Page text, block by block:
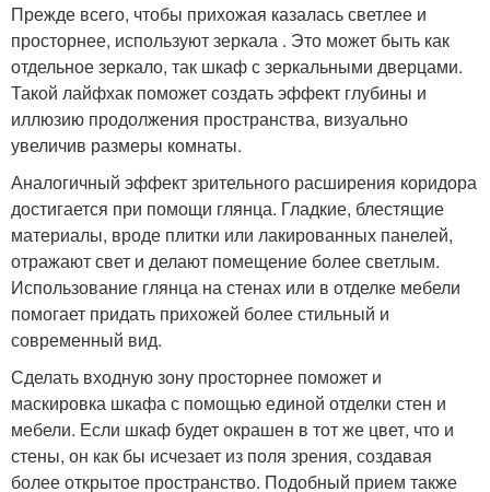
Прежде всего, чтобы прихожая казалась светлее и
просторнее, используют зеркала . Это может быть как
отдельное зеркало, так шкаф с зеркальными дверцами.
Такой лайфхак поможет создать эффект глубины и
иллюзию продолжения пространства, визуально
увеличив размеры комнаты.
Аналогичный эффект зрительного расширения коридора
достигается при помощи глянца. Гладкие, блестящие
материалы, вроде плитки или лакированных панелей,
отражают свет и делают помещение более светлым.
Использование глянца на стенах или в отделке мебели
помогает придать прихожей более стильный и
современный вид.
Сделать входную зону просторнее поможет и
маскировка шкафа с помощью единой отделки стен и
мебели. Если шкаф будет окрашен в тот же цвет, что и
стены, он как бы исчезает из поля зрения, создавая
более открытое пространство. Подобный прием также